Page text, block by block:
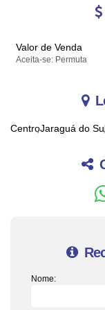
Valor de Venda
Aceita-se: Permuta
CentroJaraguá do
Nome: